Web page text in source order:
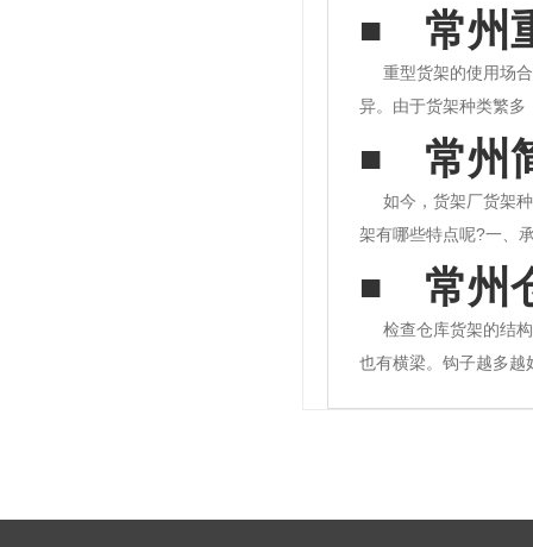
常州
重型货架的使用场
异。由于货架种类繁多
需要在合适的位置使
先，重型货架在重型
常州
如今，货架厂货架
架有哪些特点呢?一、
差，都跟货架的质量
量也决定了货架可以
常州
检查仓库货架的结
也有横梁。钩子越多越